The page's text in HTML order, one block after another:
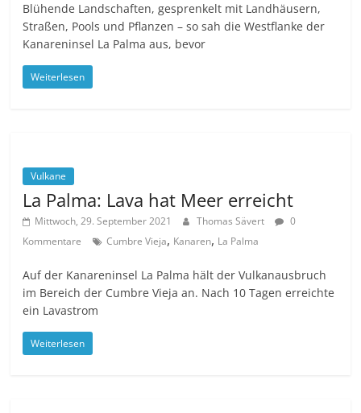
Blühende Landschaften, gesprenkelt mit Landhäusern,
Straßen, Pools und Pflanzen – so sah die Westflanke der
Kanareninsel La Palma aus, bevor
Weiterlesen
Vulkane
La Palma: Lava hat Meer erreicht
Mittwoch, 29. September 2021 Thomas Sävert
0
Kommentare
Cumbre Vieja, Kanaren, La Palma
Auf der Kanareninsel La Palma hält der Vulkanausbruch
im Bereich der Cumbre Vieja an. Nach 10 Tagen erreichte
ein Lavastrom
Weiterlesen